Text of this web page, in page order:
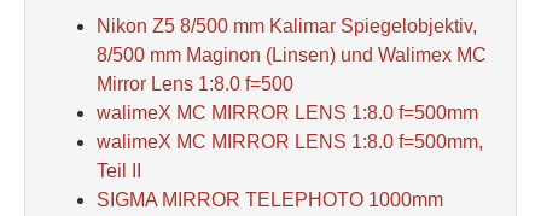
Nikon Z5 8/500 mm Kalimar Spiegelobjektiv,
8/500 mm Maginon (Linsen) und Walimex MC
Mirror Lens 1:8.0 f=500
walimeX MC MIRROR LENS 1:8.0 f=500mm
walimeX MC MIRROR LENS 1:8.0 f=500mm,
Teil II
SIGMA MIRROR TELEPHOTO 1000mm